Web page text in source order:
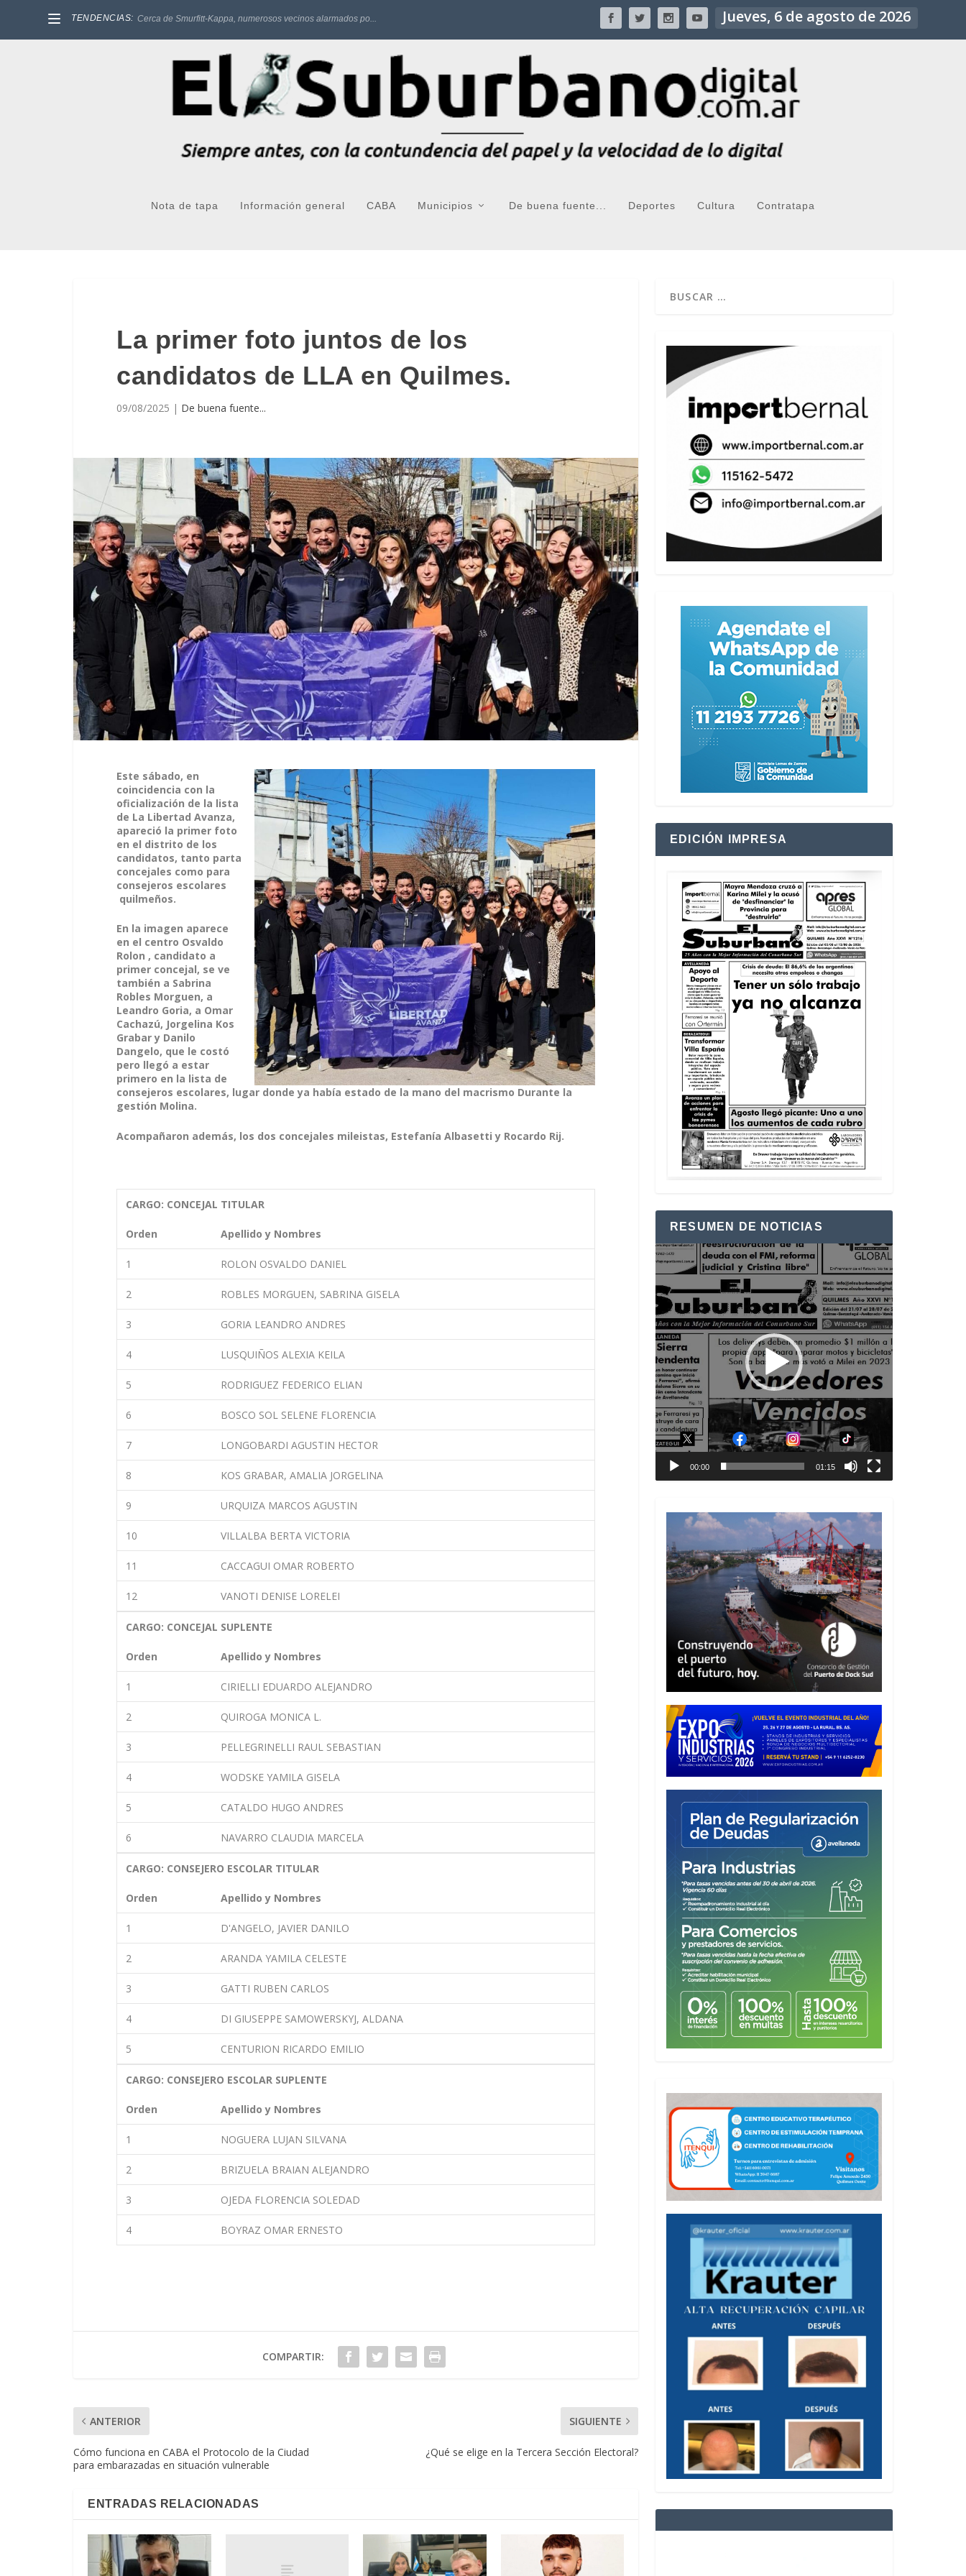
TENDENCIAS: Cerca de Smurfitt-Kappa, numerosos vecinos alarmados po... Jueves, 6 de agosto de 2026
Nota de tapa Información general CABA Municipios De buena fuente... Deportes Cultura Contratapa
La primer foto juntos de los
candidatos de LLA en Quilmes.
09/08/2025 | De buena fuente...
Este sábado, en
coincidencia con la
oficialización de la lista
de La Libertad Avanza,
apareció la primer foto
en el distrito de los
candidatos, tanto parta
concejales como para
consejeros escolares
quilmeños.
En la imagen aparece
en el centro Osvaldo
Rolon , candidato a
primer concejal, se ve
también a Sabrina
Robles Morguen, a
Leandro Goria, a Omar
Cachazú, Jorgelina Kos
Grabar y Danilo
Dangelo, que le costó
pero llegó a estar
primero en la lista de
consejeros escolares, lugar donde ya había estado de la mano del macrismo Durante la
gestión Molina.
Acompañaron además, los dos concejales mileistas, Estefanía Albasetti y Rocardo Rij.
CARGO: CONCEJAL TITULAR
Orden Apellido y Nombres
1 ROLON OSVALDO DANIEL
2 ROBLES MORGUEN, SABRINA GISELA
3 GORIA LEANDRO ANDRES
4 LUSQUIÑOS ALEXIA KEILA
5 RODRIGUEZ FEDERICO ELIAN
6 BOSCO SOL SELENE FLORENCIA
7 LONGOBARDI AGUSTIN HECTOR
8 KOS GRABAR, AMALIA JORGELINA
9 URQUIZA MARCOS AGUSTIN
10 VILLALBA BERTA VICTORIA
11 CACCAGUI OMAR ROBERTO
12 VANOTI DENISE LORELEI
CARGO: CONCEJAL SUPLENTE
Orden Apellido y Nombres
1 CIRIELLI EDUARDO ALEJANDRO
2 QUIROGA MONICA L.
3 PELLEGRINELLI RAUL SEBASTIAN
4 WODSKE YAMILA GISELA
5 CATALDO HUGO ANDRES
6 NAVARRO CLAUDIA MARCELA
CARGO: CONSEJERO ESCOLAR TITULAR
Orden Apellido y Nombres
1 D'ANGELO, JAVIER DANILO
2 ARANDA YAMILA CELESTE
3 GATTI RUBEN CARLOS
4 DI GIUSEPPE SAMOWERSKYJ, ALDANA
5 CENTURION RICARDO EMILIO
CARGO: CONSEJERO ESCOLAR SUPLENTE
Orden Apellido y Nombres
1 NOGUERA LUJAN SILVANA
2 BRIZUELA BRAIAN ALEJANDRO
3 OJEDA FLORENCIA SOLEDAD
4 BOYRAZ OMAR ERNESTO
COMPARTIR:
ANTERIOR
Cómo funciona en CABA el Protocolo de la Ciudad
para embarazadas en situación vulnerable
SIGUIENTE
¿Qué se elige en la Tercera Sección Electoral?
ENTRADAS RELACIONADAS
EDICIÓN IMPRESA
RESUMEN DE NOTICIAS
Reproductor
de
vídeo
00:00 01:15